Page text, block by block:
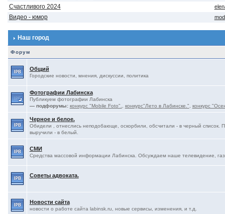
Счастливого 2024
Видео - юмор
Наш город
Форум
Общий
Городские новости, мнения, дискуссии, политика
Фотографии Лабинска
Публикуем фотографии Лабинска
— подфорумы: конкурс "Mobile Foto". конкурс"Лето в Лабинске." конкурс
Черное и белое.
Обидели , отнеслись неподобающе, оскорбили, обсчитали - в черный список.
выручили - в белый.
СМИ
Средства массовой информации Лабинска. Обсуждаем наше телевидение,
Советы адвоката.
Новости сайта
новости о работе сайта labinsk.ru, новые сервисы, изменения, и т.д.